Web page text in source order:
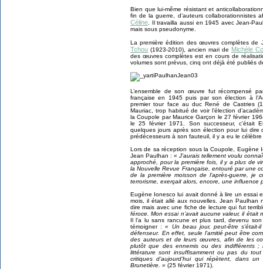
Bien que lui-même résistant et
fin de la guerre, d’auteurs collaborationnistes
Céline . Il travailla aussi en 1945 avec Jean-
mais sous pseudonyme.
La première édition des œuvres complètes de
Tchou (1923-2010), ancien mari de Michèle
des œuvres complètes est en cours de
volumes sont prévus, cinq ont déjà été publiés
L’ensemble de son œuvre fut récompensé
française en 1945 puis par son élection à
premier tour face au duc René de Castries
Mauriac, trop habitué de voir l’élection
la Coupole par Maurice Garçon le 27 février
le 25 février 1971. Son successeur, c’était
quelques jours après son élection pour lui dire
prédécesseurs à son fauteuil, il y a eu le
Lors de sa réception sous la Coupole, Eugène
Jean Paulhan : « J’aurais tellement voulu
approché, pour la première fois, il y a plus de
la Nouvelle Revue Française, entouré par une
de la première moisson de l’après-guerre, je
terrorisme, exerçait alors, encore, une influence
Eugène Ionesco lui avait donné à lire un essai
mois, il était allé aux nouvelles. Jean Paulhan
dire mais avec une fiche de lecture qui fut
féroce. Mon essai n’avait aucune valeur, il
Il l’a lu sans rancune et plus tard, devenu
témoigner :« Un beau jour, peut-être
défenseur. En effet, seule l’amitié peut être
des auteurs et de leurs œuvres, afin de les
plutôt que des ennemis ou des indifférents ;
littérature sont insuffisamment ou pas du
critiques d’aujourd’hui qui répètent, dans
Brunetière. » (25 février 1971).